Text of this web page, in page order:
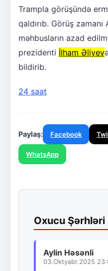
Trampla görüşündə
qaldırıb. Görüş
məhbusların azad
prezidenti İlham Əliyev
bildirib.
24 saat
Paylaş: Facebook
WhatsApp
Oxucu Şərhləri
Aylin Həsənli
03.Oktyabr.2025